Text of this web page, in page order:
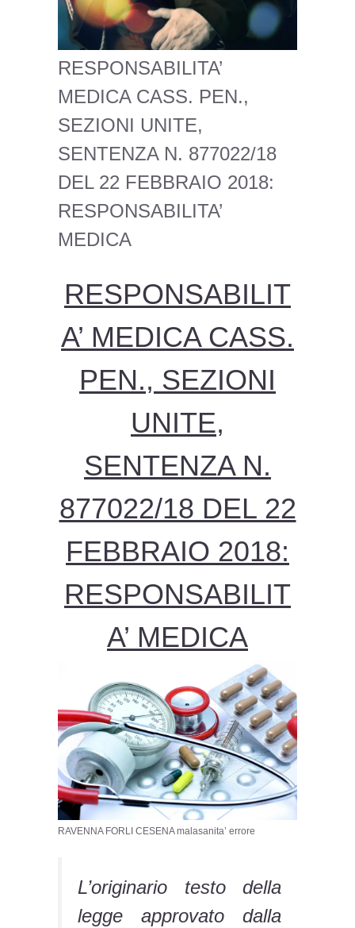
RESPONSABILITA’
MEDICA CASS. PEN.,
SEZIONI UNITE,
SENTENZA N. 877022/18
DEL 22 FEBBRAIO 2018:
RESPONSABILITA’
MEDICA
RESPONSABILIT
A’ MEDICA CASS.
PEN., SEZIONI
UNITE,
SENTENZA N.
877022/18 DEL 22
FEBBRAIO 2018:
RESPONSABILIT
A’ MEDICA
RAVENNA FORLI CESENA malasanita’ errore
L’originario testo della
legge approvato dalla